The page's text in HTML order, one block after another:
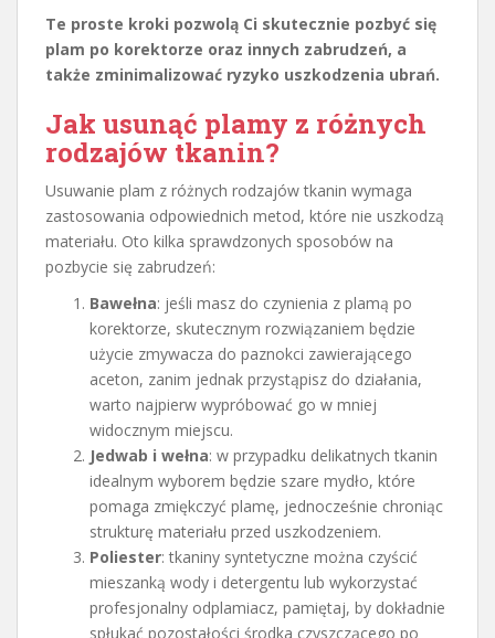
Te proste kroki pozwolą Ci skutecznie pozbyć się
plam po korektorze oraz innych zabrudzeń, a
także zminimalizować ryzyko uszkodzenia ubrań.
Jak usunąć plamy z różnych
rodzajów tkanin?
Usuwanie plam z różnych rodzajów tkanin wymaga
zastosowania odpowiednich metod, które nie uszkodzą
materiału. Oto kilka sprawdzonych sposobów na
pozbycie się zabrudzeń:
Bawełna: jeśli masz do czynienia z plamą po
korektorze, skutecznym rozwiązaniem będzie
użycie zmywacza do paznokci zawierającego
aceton, zanim jednak przystąpisz do działania,
warto najpierw wypróbować go w mniej
widocznym miejscu.
Jedwab i wełna: w przypadku delikatnych tkanin
idealnym wyborem będzie szare mydło, które
pomaga zmiękczyć plamę, jednocześnie chroniąc
strukturę materiału przed uszkodzeniem.
Poliester: tkaniny syntetyczne można czyścić
mieszanką wody i detergentu lub wykorzystać
profesjonalny odplamiacz, pamiętaj, by dokładnie
spłukać pozostałości środka czyszczącego po